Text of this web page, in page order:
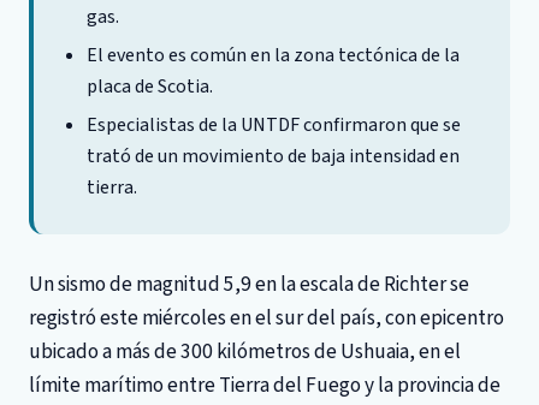
gas.
El evento es común en la zona tectónica de la
placa de Scotia.
Especialistas de la UNTDF confirmaron que se
trató de un movimiento de baja intensidad en
tierra.
Un sismo de magnitud 5,9 en la escala de Richter se
registró este miércoles en el sur del país, con epicentro
ubicado a más de 300 kilómetros de Ushuaia, en el
límite marítimo entre Tierra del Fuego y la provincia de